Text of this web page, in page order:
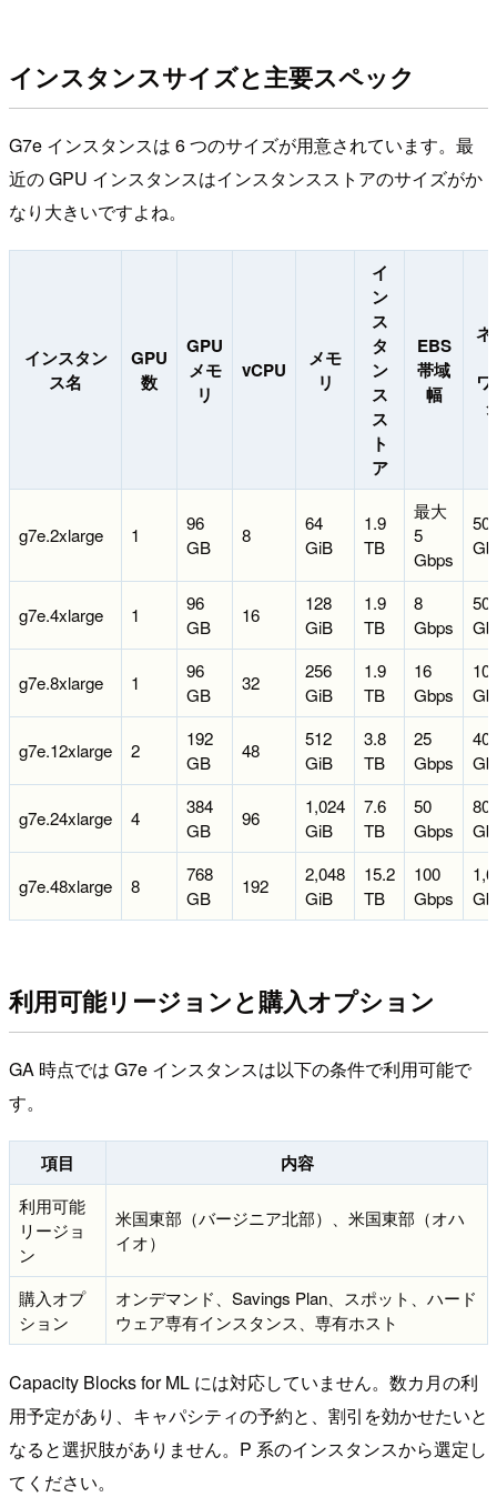
インスタンスサイズと主要スペック
G7e インスタンスは 6 つのサイズが用意されています。最
近の GPU インスタンスはインスタンスストアのサイズがか
なり大きいですよね。
インスタン
ス名
GPU
数
GPU
メモ
リ
vCPU
メモ
リ
イ
ン
ス
タ
ン
ス
ス
ト
ア
EBS
帯域
幅
ネ
g7e.2xlarge 1
96
GB
8
64
GiB
1.9
TB
最大
5
Gbps
50
g7e.4xlarge 1
96
GB
16
128
GiB
1.9
TB
8
Gbps
50
g7e.8xlarge 1
96
GB
32
256
GiB
1.9
TB
16
Gbps
g7e.12xlarge 2
192
GB
48
512
GiB
3.8
TB
25
Gbps
g7e.24xlarge 4
384
GB
96
1,024
GiB
7.6
TB
50
Gbps
g7e.48xlarge 8
768
GB
192
2,048
GiB
15.2
TB
100
Gbps
利用可能リージョンと購入オプション
GA 時点では G7e インスタンスは以下の条件で利用可能で
す。
項目 内容
利用可能
リージョ
ン
米国東部（バージニア北部）、米国東部（オハ
イオ）
購入オプ
ション
オンデマンド、Savings Plan、スポット、ハード
ウェア専有インスタンス、専有ホスト
Capacity Blocks for ML には対応していません。数カ月の利
用予定があり、キャパシティの予約と、割引を効かせたいと
なると選択肢がありません。P 系のインスタンスから選定し
てください。